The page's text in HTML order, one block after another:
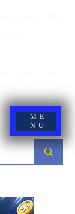
ME
NU